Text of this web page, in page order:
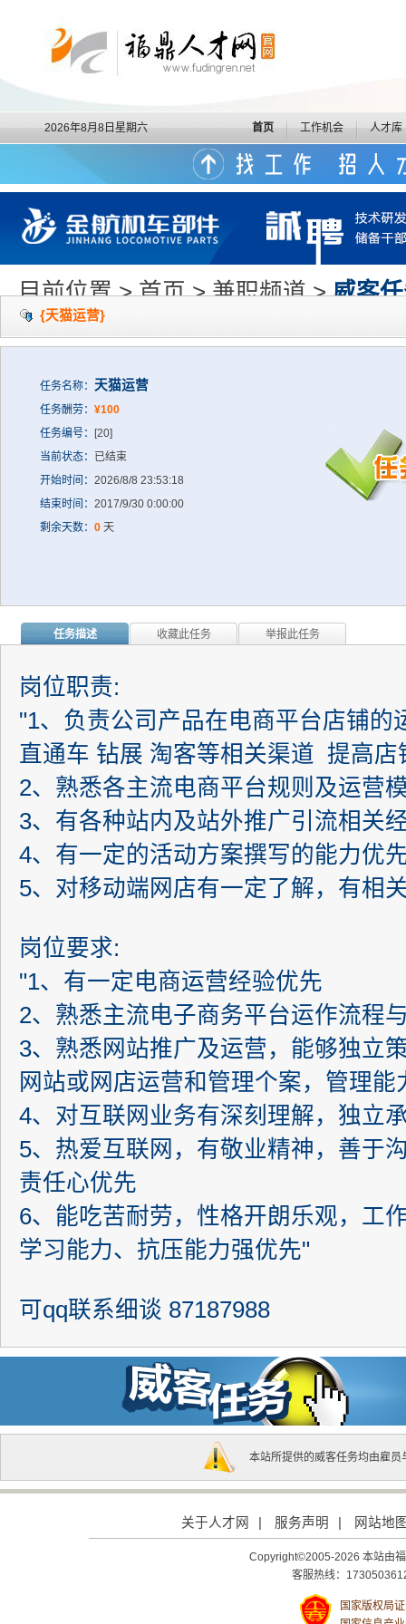
2026年8月8日星期六 首页 工作机会 人才库
目前位置 > 首页 > 兼职频道 >威客
{天猫运营}
任务名称： 天猫运营
任务酬劳： ¥100
任务编号：
[20]
当前状态： 已结束
开始时间： 2026/8/8 23:53:18
结束时间： 2017/9/30 0:00:00
剩余天数： 0 天
任务描述 收藏此任务 举报此任务
岗位职责:
"1、负责公司产品在电商平台店铺
直通车 钻展 淘客等相关渠道 提高
2、熟悉各主流电商平台规则及运营
3、有各种站内及站外推广引流相关
4、有一定的活动方案撰写的能力优
5、对移动端网店有一定了解，有相
岗位要求:
"1、有一定电商运营经验优先
2、熟悉主流电子商务平台运作流程
3、熟悉网站推广及运营，能够独立
网站或网店运营和管理个案，管理
4、对互联网业务有深刻理解，独立
5、热爱互联网，有敬业精神，善于
责任心优先
6、能吃苦耐劳，性格开朗乐观，工
学习能力、抗压能力强优先"
可qq联系细谈 87187988
本站所提供的威客任务均由雇
关于人才网 服务声明 网站地
Copyright©2005-2026 本站由
客服热线：
国家版权局